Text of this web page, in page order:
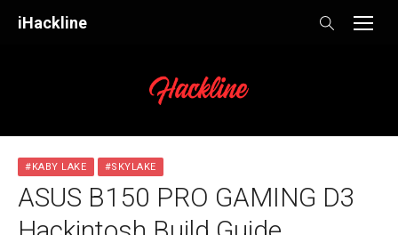
iHackline
#KABY LAKE #SKYLAKE
ASUS B150 PRO GAMING D3